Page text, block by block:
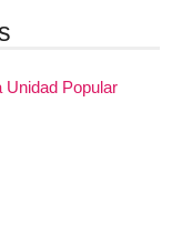
Unidad Popular